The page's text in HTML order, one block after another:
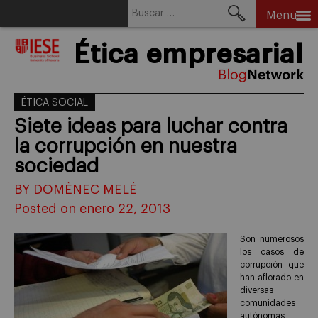
Menu
Ética empresarial
ÉTICA SOCIAL
Siete ideas para luchar contra
la corrupción en nuestra
sociedad
BY DOMÈNEC MELÉ
Posted on enero 22, 2013
Son numerosos
los casos de
corrupción que
han aflorado en
diversas
comunidades
autónomas